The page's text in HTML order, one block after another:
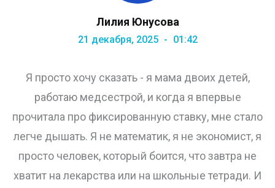
Лилия Юнусова
21 декабря, 2025 01:42
Я просто хочу сказать - я мама двоих детей,
работаю медсестрой, и когда я впервые
прочитала про фиксированную ставку, мне стало
легче дышать. Я не математик, я не экономист, я
просто человек, который боится, что завтра не
хватит на лекарства или на школьные тетради. И